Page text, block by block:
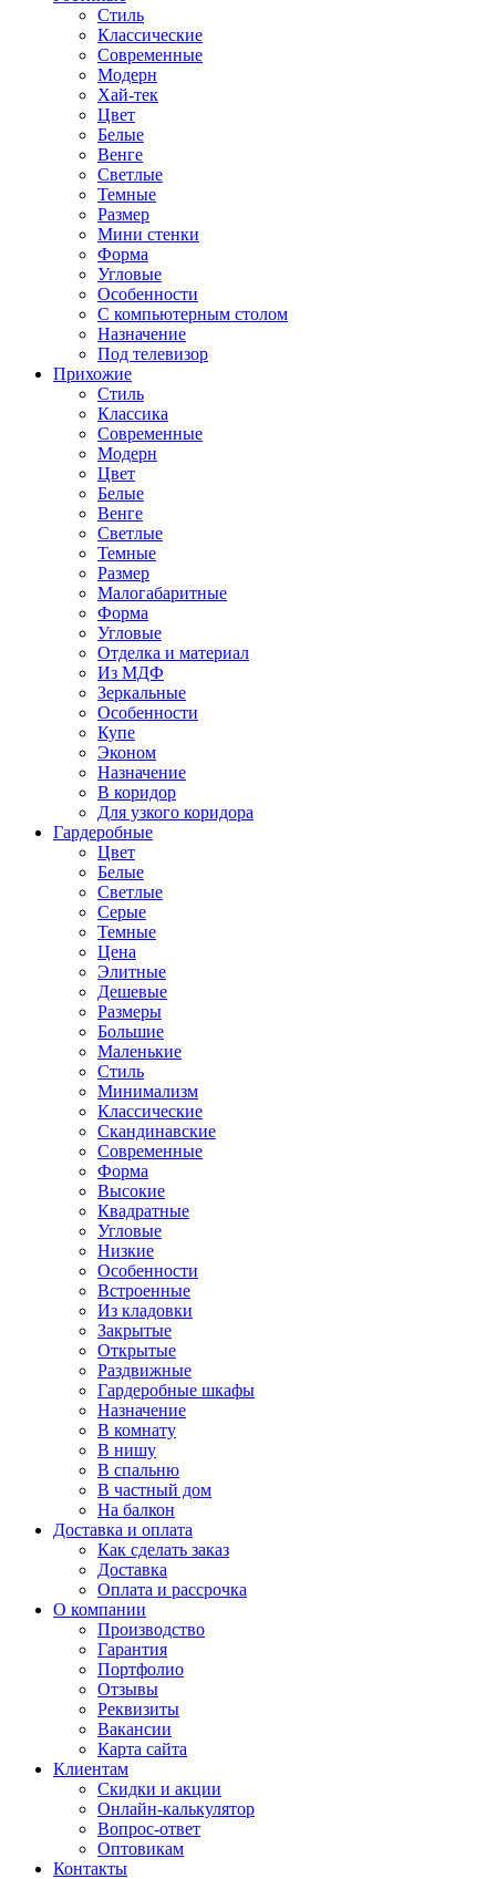
Стиль
Классические
Современные
Модерн
Хай-тек
Цвет
Белые
Венге
Светлые
Темные
Размер
Мини стенки
Форма
Угловые
Особенности
С компьютерным столом
Назначение
Под телевизор
Прихожие
Стиль
Классика
Современные
Модерн
Цвет
Белые
Венге
Светлые
Темные
Размер
Малогабаритные
Форма
Угловые
Отделка и материал
Из МДФ
Зеркальные
Особенности
Купе
Эконом
Назначение
В коридор
Для узкого коридора
Гардеробные
Цвет
Белые
Светлые
Серые
Темные
Цена
Элитные
Дешевые
Размеры
Большие
Маленькие
Стиль
Минимализм
Классические
Скандинавские
Современные
Форма
Высокие
Квадратные
Угловые
Низкие
Особенности
Встроенные
Из кладовки
Закрытые
Открытые
Раздвижные
Гардеробные шкафы
Назначение
В комнату
В нишу
В спальню
В частный дом
На балкон
Доставка и оплата
Как сделать заказ
Доставка
Оплата и рассрочка
О компании
Производство
Гарантия
Портфолио
Отзывы
Реквизиты
Вакансии
Карта сайта
Клиентам
Скидки и акции
Онлайн-калькулятор
Вопрос-ответ
Оптовикам
Контакты